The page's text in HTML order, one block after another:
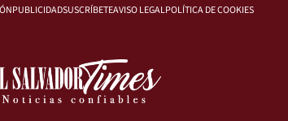
PUBLICIDADSUSCRÍBETEAVISO LEGALPOLÍTICA DE COOKIES